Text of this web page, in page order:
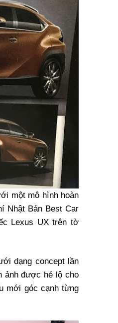
một mô hình hoàn
Nhật Bản Best Car
Lexus UX trên tờ
dạng concept lần
ảnh được hé lộ cho
mới góc cạnh từng